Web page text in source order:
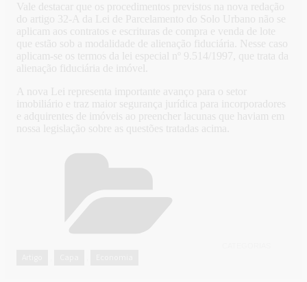
Vale destacar que os procedimentos previstos na nova redação
do artigo 32-A da Lei de Parcelamento do Solo Urbano não se
aplicam aos contratos e escrituras de compra e venda de lote
que estão sob a modalidade de alienação fiduciária. Nesse caso
aplicam-se os termos da lei especial nº 9.514/1997, que trata da
alienação fiduciária de imóvel.
A nova Lei representa importante avanço para o setor
imobiliário e traz maior segurança jurídica para incorporadores
e adquirentes de imóveis ao preencher lacunas que haviam em
nossa legislação sobre as questões tratadas acima.